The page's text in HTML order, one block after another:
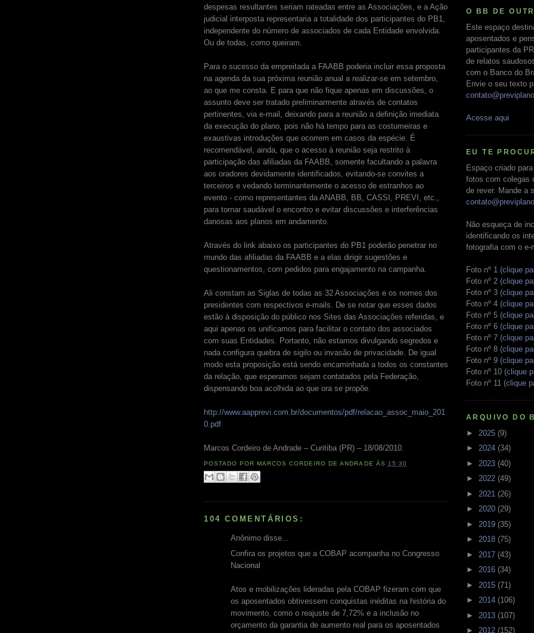
despesas resultantes seriam rateadas entre as Associações, e a Ação
judicial interposta representaria a totalidade dos participantes do PB1,
independente do número de associados de cada Entidade envolvida.
Ou de todas, como queiram.
Para o sucesso da empreitada a FAABB poderia incluir essa proposta
na agenda da sua próxima reunião anual a realizar-se em setembro,
ao que me consta. E para que não fique apenas em discussões, o
assunto deve ser tratado preliminarmente através de contatos
pertinentes, via e-mail, deixando para a reunião a definição imediata
da execução do plano, pois não há tempo para as costumeiras e
exaustivas introduções que ocorrem em casos da espécie. É
recomendável, ainda, que o acesso à reunião seja restrito à
participação das afiliadas da FAABB, somente facultando a palavra
aos oradores devidamente identificados, evitando-se convites a
terceiros e vedando terminantemente o acesso de estranhos ao
evento - como representantes da ANABB, BB, CASSI, PREVI, etc.,
para tornar saudável o encontro e evitar discussões e interferências
danosas aos planos em andamento.
Através do link abaixo os participantes do PB1 poderão penetrar no
mundo das afiliadas da FAABB e a elas dirigir sugestões e
questionamentos, com pedidos para engajamento na campanha.
Ali constam as Siglas de todas as 32 Associações e os nomes dos
presidentes com respectivos e-mails. De se notar que esses dados
estão à disposição do público nos Sites das Associações referidas, e
aqui apenas os unificamos para facilitar o contato dos associados
com suas Entidades. Portanto, não estamos divulgando segredos e
nada configura quebra de sigilo ou invasão de privacidade. De igual
modo esta proposição está sendo encaminhada a todos os constantes
da relação, que esperamos sejam contatados pela Federação,
dispensando boa acolhida ao que ora se propõe.
http://www.aapprevi.com.br/documentos/pdf/relacao_assoc_maio_201
0.pdf
Marcos Cordeiro de Andrade – Curitiba (PR) – 18/08/2010.
POSTADO PORMARCOS CORDEIRO DE ANDRADE ÀS 15:30
104 COMENTÁRIOS:
Anônimo disse...
Confira os projetos que a COBAP acompanha no Congresso
Nacional
Atos e mobilizações lideradas pela COBAP fizeram com que
os aposentados obtivessem conquistas inéditas na história do
movimento, como o reajuste de 7,72% e a inclusão no
orçamento da garantia de aumento real para os aposentados
O BB DE
Este espaço
aposentados e
participantes da
de relatos
com o Banco do
Envie o seu texto
Acesse aqui
EU TE
Espaço criado
fotos com colegas
de rever. Mande a
Não esqueça de
identificando os
fotografia com o e-
Foto nº 1 (clique
Foto nº 2 (clique
Foto nº 3 (clique
Foto nº 4 (clique
Foto nº 5 (clique
Foto nº 6 (clique
Foto nº 7 (clique
Foto nº 8 (clique
Foto nº 9 (clique
Foto nº 10 (clique
Foto nº 11 (clique
ARQUIVO DO
► 2025 (9)
► 2024 (34)
► 2023 (40)
► 2022 (49)
► 2021 (26)
► 2020 (29)
► 2019 (35)
► 2018 (75)
► 2017 (43)
► 2016 (34)
► 2015 (71)
► 2014 (106)
► 2013 (107)
► 2012 (152)